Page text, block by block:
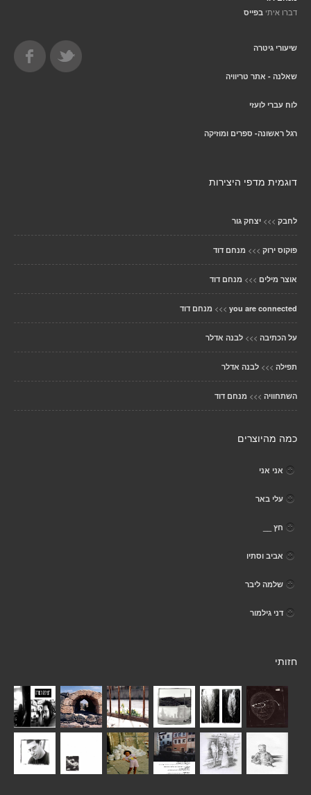
דברו איתי בפייס
שיעורי גיטרה
שאלנה - אתר טריוויה
לוח עברי לועזי
רגל ראשונה- ספרים ומוזיקה
דוגמית מדפי היצירות
לחבק >>> יצחק גור
פוקוס ירוק >>> מנחם דוד
אוצר מילים >>> מנחם דוד
you are connected
>>> מנחם דוד
על הכתיבה >>> לבנה אדלר
תפילה >>> לבנה אדלר
השתחוויה >>> מנחם דוד
כמה מהיוצרים
אני אני
עלי באר
חץ __
אביב וסתיו
שלמה ליבר
דני גילמור
חזותי